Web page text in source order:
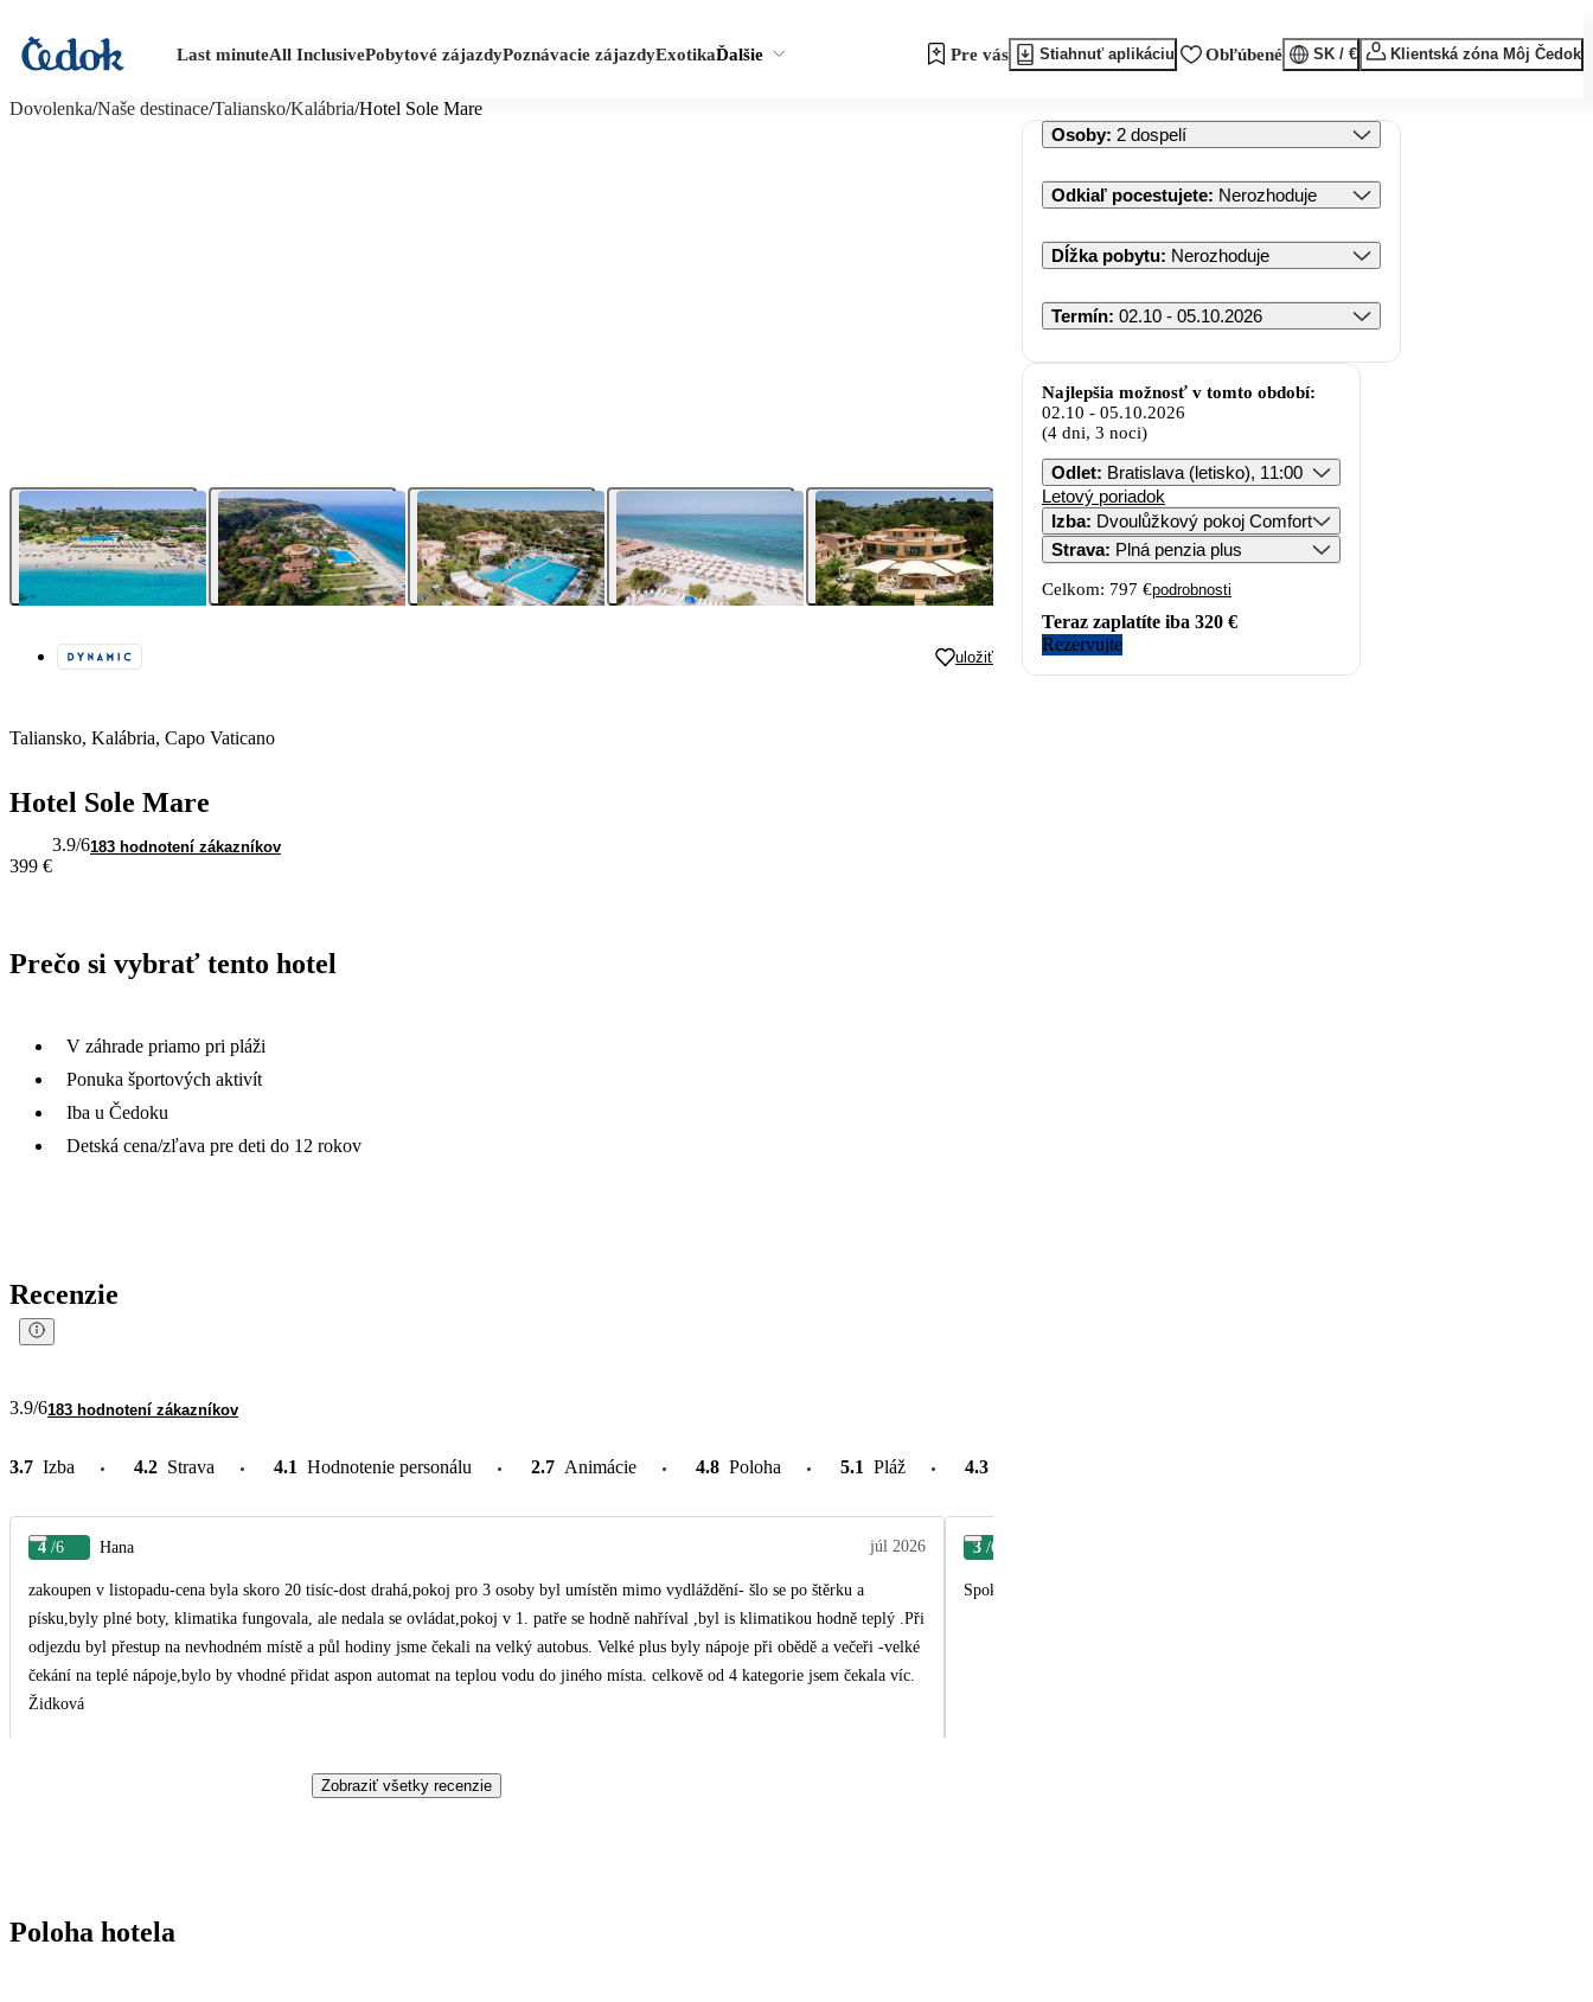
Last minuteAll InclusivePobytové zájazdyPoznávacie zájazdyExotikaĎalšie Pre vás Stiahnuť aplikáciu Obľúbené SK / € Klientská zóna Môj Čedok
Dovolenka/Naše destinace/Taliansko/Kalábria/Hotel Sole Mare
uložiť
Taliansko, Kalábria, Capo Vaticano
Hotel Sole Mare
3.9/6183 hodnotení zákazníkov
399 €
Prečo si vybrať tento hotel
V záhrade priamo pri pláži
Ponuka športových aktivít
Iba u Čedoku
Detská cena/zľava pre deti do 12 rokov
Recenzie
3.9/6183 hodnotení zákazníkov
3.7 Izba 4.2 Strava 4.1 Hodnotenie personálu 2.7 Animácie 4.8 Poloha 5.1 Pláž 4.3
4 /6 Hana júl 2026
zakoupen v listopadu-cena byla skoro 20 tisíc-dost drahá,pokoj pro 3 osoby byl umístěn mimo vydláždění- šlo se po štěrku a
písku,byly plné boty, klimatika fungovala, ale nedala se ovládat,pokoj v 1. patře se hodně nahříval ,byl is klimatikou hodně teplý .Při
odjezdu byl přestup na nevhodném místě a půl hodiny jsme čekali na velký autobus. Velké plus byly nápoje při obědě a večeři -velké
čekání na teplé nápoje,bylo by vhodné přidat aspon automat na teplou vodu do jiného místa. celkově od 4 kategorie jsem čekala víc.
Židková
3 /6
Spokojen
Zobraziť všetky recenzie
Poloha hotela
Osoby: 2 dospelí
Odkiaľ pocestujete: Nerozhoduje
Dĺžka pobytu: Nerozhoduje
Termín: 02.10 - 05.10.2026
Najlepšia možnosť v tomto období:
02.10 - 05.10.2026
(4 dni, 3 noci)
Odlet: Bratislava (letisko), 11:00
Letový poriadok
Izba: Dvoulůžkový pokoj Comfort
Strava: Plná penzia plus
Celkom: 797 €podrobnosti
Teraz zaplatíte iba 320 €
Rezervujte